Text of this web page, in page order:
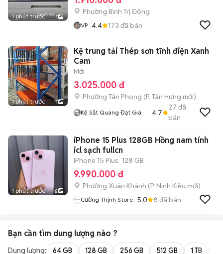
1 phút trước 1
Phường Bình Trị Đông
VP 4.4 173 đã bán
1 phút trước 1
Kệ trung tải Thép sơn tĩnh điện Xanh
Cam
Mới
3.025.000 đ
Phường Tân Phong (P. Tân Hưng mới)
Kệ Sắt Quang Đạt Giá
4.7
27 đã
bán
1 phút trước 6
iPhone 15 Plus 128GB Hồng nam tính
icl sạch fullcn
iPhone 15 Plus 128 GB
9.990.000 đ
Phường Xuân Khánh (P. Ninh Kiều mới)
Cường Thịnh Store 5.0 8 đã bán
Bạn cần tìm dung lượng nào ?
Dung lượng: 64 GB 128 GB 256 GB 512 GB 1 TB